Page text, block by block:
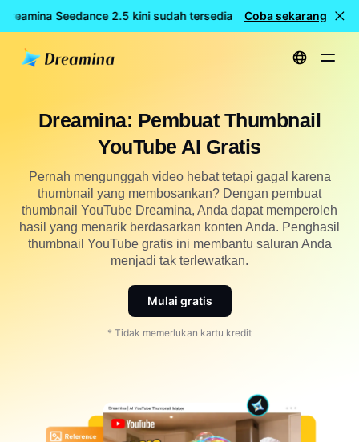
Seedance 2.5 kini sudah tersedia 🎉 Model baru
Coba sekarang
Beranda Membuat Pembuat Thumbnail YouTube AI Gratis
Dreamina: Pembuat Thumbnail
YouTube AI Gratis
Pernah mengunggah video hebat tetapi gagal karena
thumbnail yang membosankan? Dengan pembuat
thumbnail YouTube Dreamina, Anda dapat memperoleh
hasil yang menarik berdasarkan konten Anda. Penghasil
thumbnail YouTube gratis ini membantu saluran Anda
menjadi tak terlewatkan.
Mulai gratis
* Tidak memerlukan kartu kredit